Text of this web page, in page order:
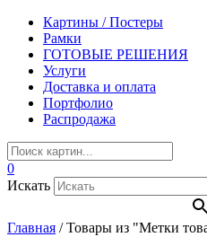
Картины / Постеры
Рамки
ГОТОВЫЕ РЕШЕНИЯ
Услуги
Доставка и оплата
Портфолио
Распродажа
0
Искать
Главная /Товары из "Метки